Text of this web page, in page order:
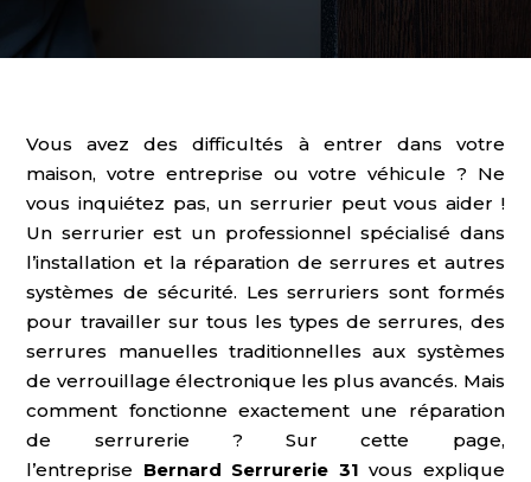
Vous avez des difficultés à entrer dans votre
maison, votre entreprise ou votre véhicule ? Ne
vous inquiétez pas, un serrurier peut vous aider !
Un serrurier est un professionnel spécialisé dans
l’installation et la réparation de serrures et autres
systèmes de sécurité. Les serruriers sont formés
pour travailler sur tous les types de serrures, des
serrures manuelles traditionnelles aux systèmes
de verrouillage électronique les plus avancés. Mais
comment fonctionne exactement une réparation
de serrurerie ? Sur cette page,
l’entreprise Bernard Serrurerie 31 vous explique